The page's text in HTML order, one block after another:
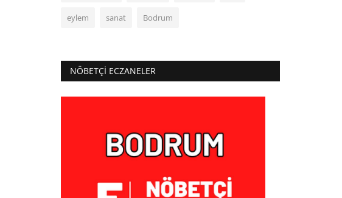
eylem sanat Bodrum
NÖBETÇI ECZANELER